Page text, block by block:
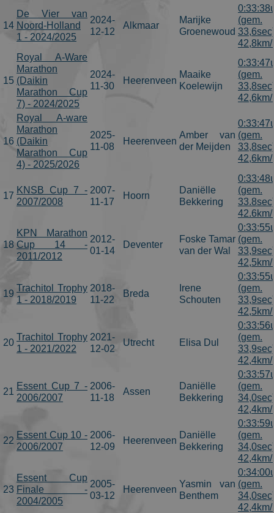
14
De Vier van
Noord-Holland
1 - 2024/2025
2024-
12-12
Alkmaar
Marijke
Groenewoud
(gem.
42,8km/
15
Royal A-Ware
Marathon
(Daikin
Marathon Cup
7) - 2024/2025
2024-
11-30
Heerenveen
Maaike
Koelewijn
(gem.
42,6km/
16
Royal A-ware
Marathon
(Daikin
Marathon Cup
4) - 2025/2026
2025-
11-08
Heerenveen
Amber van
der Meijden
(gem.
42,6km/
17
KNSB Cup 7 -
2007/2008
2007-
11-17
Hoorn
Daniëlle
Bekkering
(gem.
42.6km/
18
KPN Marathon
Cup 14 -
2011/2012
2012-
01-14
Deventer
Foske Tamar
van der Wal
(gem.
42,5km/
19
Trachitol Trophy
1 - 2018/2019
2018-
11-22
Breda
Irene
Schouten
(gem.
42,5km/
20
Trachitol Trophy
1 - 2021/2022
2021-
12-02
Utrecht Elisa Dul
(gem.
42,4km/
21
Essent Cup 7 -
2006/2007
2006-
11-18
Assen
Daniëlle
Bekkering
(gem.
42,4km/
22
Essent Cup 10 -
2006/2007
2006-
12-09
Heerenveen
Daniëlle
Bekkering
(gem.
42,4km/
23
Essent Cup
Finale -
2004/2005
2005-
03-12
Heerenveen
Yasmin van
Benthem
(gem.
42,4km/